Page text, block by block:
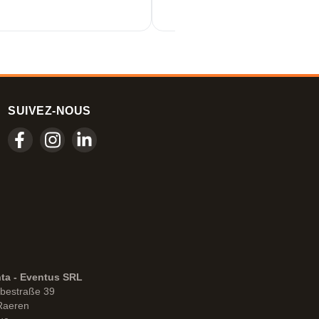
SUIVEZ-NOUS
- Eventus SRL
39